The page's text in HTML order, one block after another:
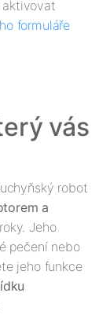
aktivovat
formuláře
vás
robot
a
Jeho
pečení nebo
jeho funkce